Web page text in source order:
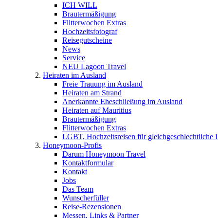
ICH WILL
Brautermäßigung
Flitterwochen Extras
Hochzeitsfotograf
Reisegutscheine
News
Service
NEU Lagoon Travel
Heiraten im Ausland
Freie Trauung im Ausland
Heiraten am Strand
Anerkannte Eheschließung im Ausland
Heiraten auf Mauritius
Brautermäßigung
Flitterwochen Extras
LGBT, Hochzeitsreisen für gleichgeschlechtliche
Honeymoon-Profis
Darum Honeymoon Travel
Kontaktformular
Kontakt
Jobs
Das Team
Wunscherfüller
Reise-Rezensionen
Messen, Links & Partner